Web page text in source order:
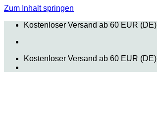
Zum Inhalt springen
Kostenloser Versand ab 60 EUR (DE)
Kostenloser Versand ab 60 EUR (DE)